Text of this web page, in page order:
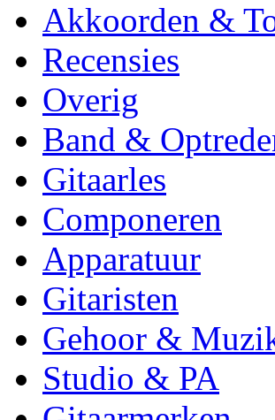
Akkoorden &
Recensies
Overig
Band &
Gitaarles
Componeren
Apparatuur
Gitaristen
Gehoor &
Studio & PA